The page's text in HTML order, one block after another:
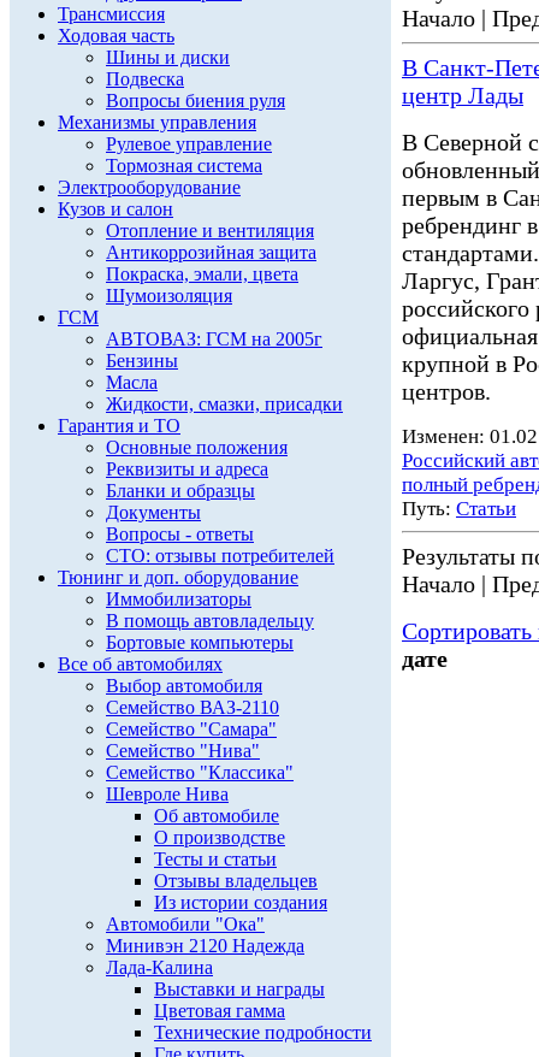
Трансмиссия
Ходовая часть
Шины и диски
Подвеска
Вопросы биения руля
Механизмы управления
Рулевое управление
Тормозная система
Электрооборудование
Кузов и салон
Отопление и вентиляция
Антикоррозийная защита
Покраска, эмали, цвета
Шумоизоляция
ГСМ
АВТОВАЗ: ГСМ на 2005г
Бензины
Масла
Жидкости, смазки, присадки
Гарантия и ТО
Основные положения
Реквизиты и адреса
Бланки и образцы
Документы
Вопросы - ответы
СТО: отзывы потребителей
Тюнинг и доп. оборудование
Иммобилизаторы
В помощь автовладельцу
Бортовые компьютеры
Все об автомобилях
Выбор автомобиля
Семейство ВАЗ-2110
Семейство "Самара"
Семейство "Нива"
Семейство "Классика"
Шевроле Нива
Об автомобиле
О производстве
Тесты и статьи
Отзывы владельцев
Из истории создания
Автомобили "Ока"
Минивэн 2120 Надежда
Лада-Калина
Выставки и награды
Цветовая гамма
Технические подробности
Начало |
В Санкт-
центр Лады
В Северной
первым в
ребрендинг
Ларгус,
крупной в
центров.
Изменен:
Российский
полный
Путь: Статьи
Результаты
Начало |
дате